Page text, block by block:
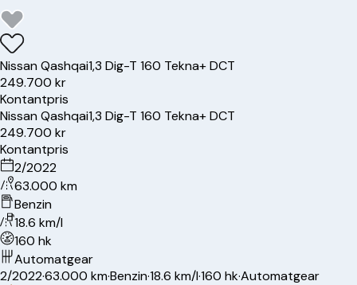
NissanQashqai1,3 Dig-T 160 Tekna+ DCT
249.700 kr
Kontantpris
NissanQashqai1,3 Dig-T 160 Tekna+ DCT
249.700 kr
Kontantpris
2/2022
63.000 km
Benzin
18.6 km/l
160 hk
Automatgear
2/2022·63.000 km·Benzin·18.6 km/l·160 hk·Automatgear